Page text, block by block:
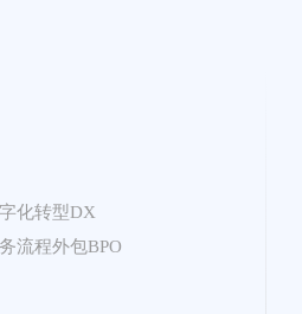
化转型DX
流程外包BPO